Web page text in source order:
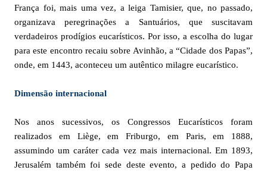
França foi, mais uma vez, a leiga Tamisier, que, no passado,
organizava peregrinações a Santuários, que suscitavam
verdadeiros prodígios eucarísticos. Por isso, a escolha do lugar
para este encontro recaiu sobre Avinhão, a “Cidade dos Papas”,
onde, em 1443, aconteceu um autêntico milagre eucarístico.
Dimensão internacional
Nos anos sucessivos, os Congressos Eucarísticos foram
realizados em Liège, em Friburgo, em Paris, em 1888,
assumindo um caráter cada vez mais internacional. Em 1893,
Jerusalém também foi sede deste evento, a pedido do Papa